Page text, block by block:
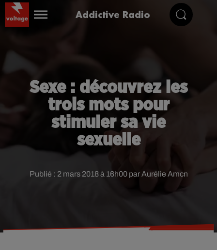
Addictive Radio
Sexe : découvrez les
trois mots pour
stimuler sa vie
sexuelle
Publié : 2 mars 2018 à 16h00 par Aurélie Amcn